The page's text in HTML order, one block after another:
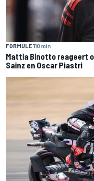
FORMULE 110 min
Mattia Binotto reageert
Sainz en Oscar Piastri